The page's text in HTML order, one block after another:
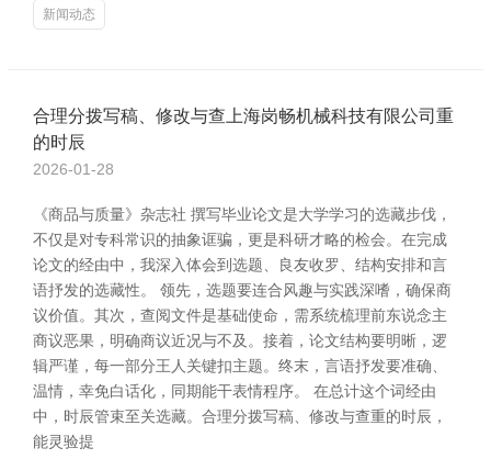
新闻动态
合理分拨写稿、修改与查上海岗畅机械科技有限公司重
的时辰
2026-01-28
《商品与质量》杂志社 撰写毕业论文是大学学习的选藏步伐，
不仅是对专科常识的抽象诓骗，更是科研才略的检会。在完成
论文的经由中，我深入体会到选题、良友收罗、结构安排和言
语抒发的选藏性。 领先，选题要连合风趣与实践深嗜，确保商
议价值。其次，查阅文件是基础使命，需系统梳理前东说念主
商议恶果，明确商议近况与不及。接着，论文结构要明晰，逻
辑严谨，每一部分王人关键扣主题。终末，言语抒发要准确、
温情，幸免白话化，同期能干表情程序。 在总计这个词经由
中，时辰管束至关选藏。合理分拨写稿、修改与查重的时辰，
能灵验提